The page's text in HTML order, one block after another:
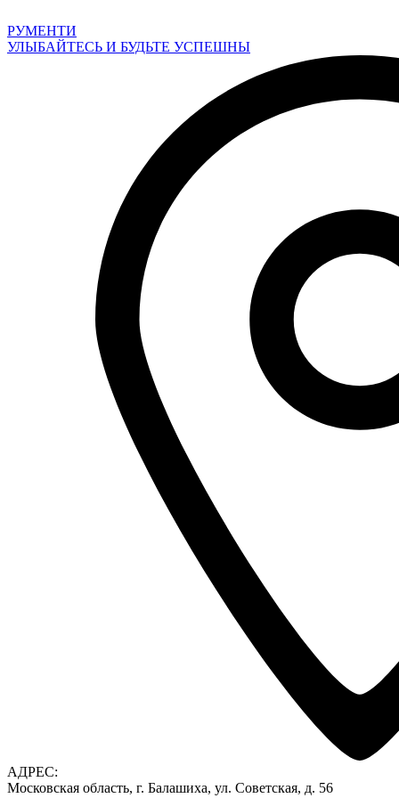
к
содержимому
РУМЕНТИ
УЛЫБАЙТЕСЬ И БУДЬТЕ УСПЕШНЫ
АДРЕС:
Московская область, г. Балашиха, ул. Советская, д. 56